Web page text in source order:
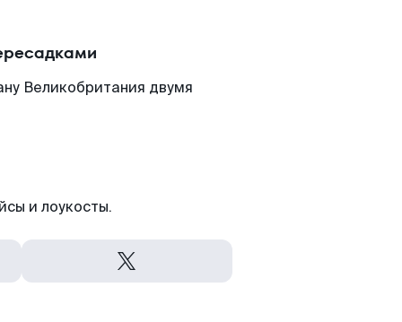
Великобритания двумя
и лоукосты.